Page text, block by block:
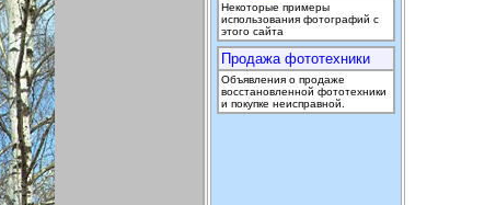
Некоторые примеры
использования фотографий с
этого сайта
Продажа фототехники
Объявления о продаже
восстановленной фототехники
и покупке неисправной.